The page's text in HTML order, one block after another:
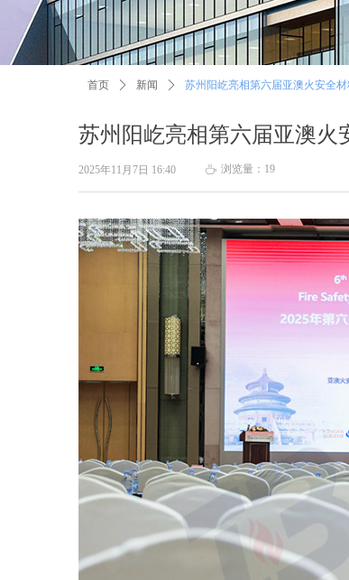
苏州阳屹亮相第六届亚澳火
首页 ꄲ 新闻 ꄲ 苏州阳屹亮相第六届亚澳火安全
2025年11月7日 16:40 ꄘ 浏览量： 19